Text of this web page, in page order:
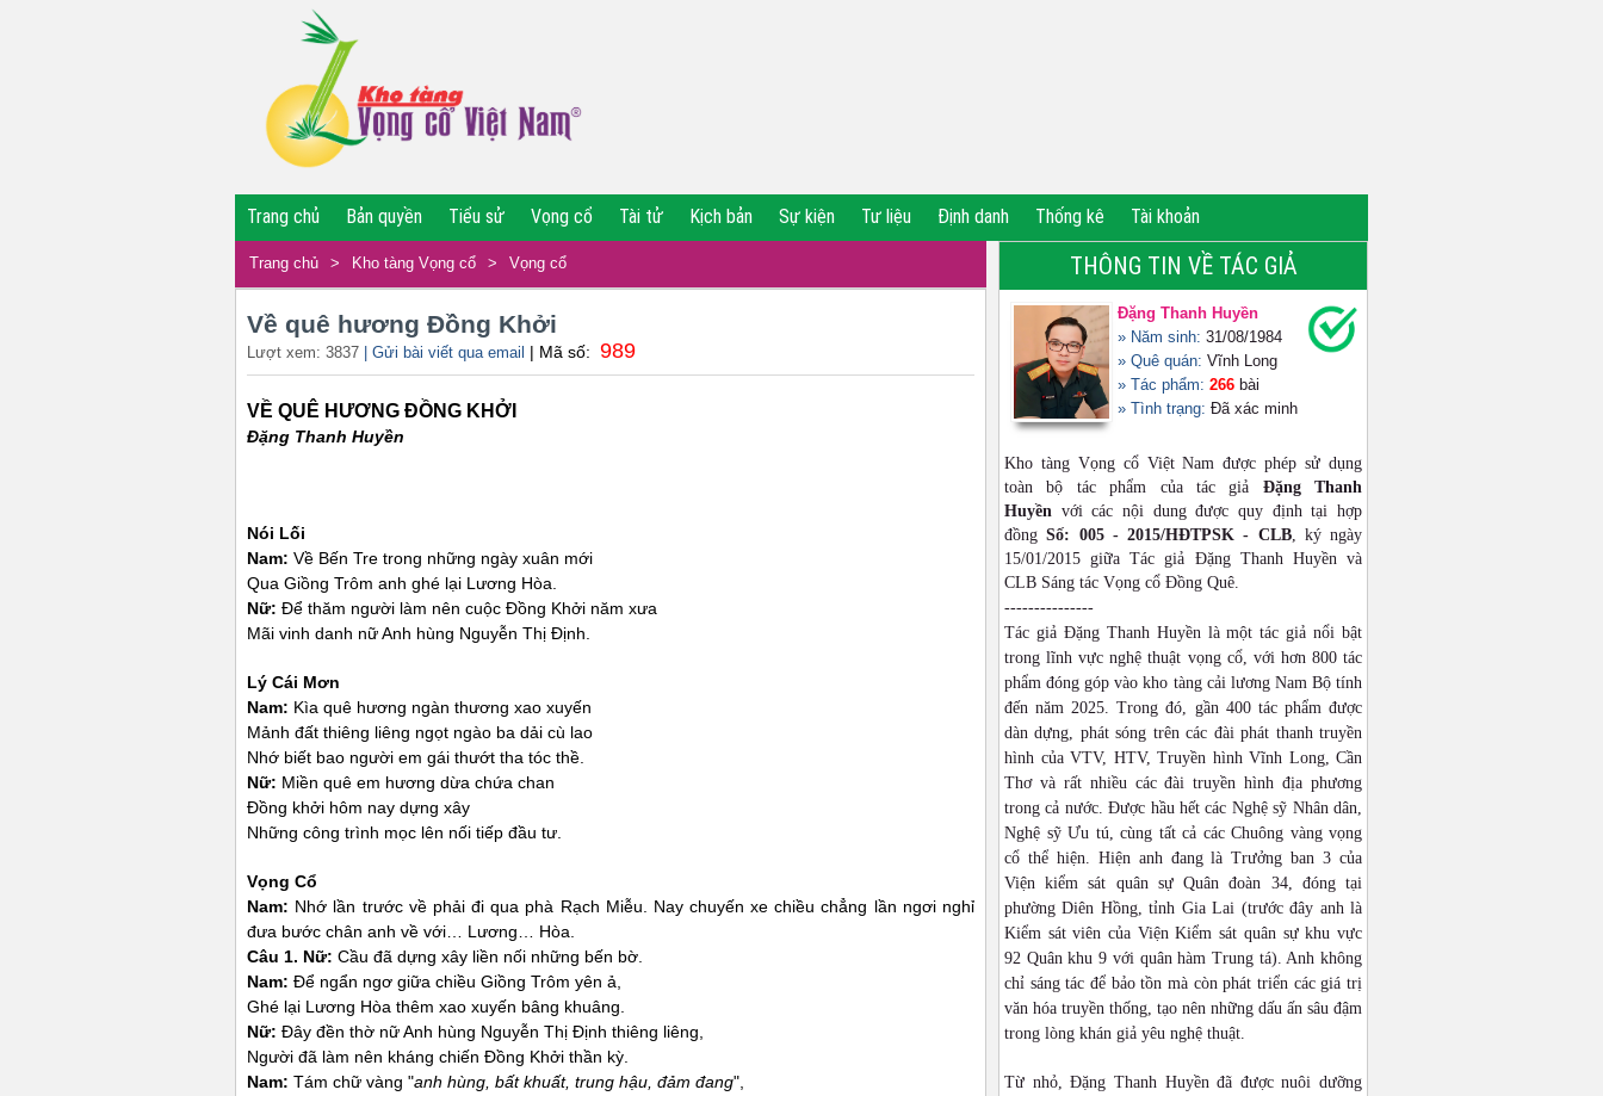
Trang chủ Bản quyền Tiểu sử Vọng cổ Tài tử Kịch bản Sự kiện Tư liệu Định danh Thống kê Tài khoản
Trang chủ > Kho tàng Vọng cổ > Vọng cổ
Về quê hương Đồng Khởi
Lượt xem: 3837 | Gửi bài viết qua email | Mã số: 989
VỀ QUÊ HƯƠNG ĐỒNG KHỞI
Đặng Thanh Huyền
Nói Lối
Nam: Về Bến Tre trong những ngày xuân mới
Qua Giồng Trôm anh ghé lại Lương Hòa.
Nữ: Để thăm người làm nên cuộc Đồng Khởi năm xưa
Mãi vinh danh nữ Anh hùng Nguyễn Thị Định.
Lý Cái Mơn
Nam: Kìa quê hương ngàn thương xao xuyến
Mảnh đất thiêng liêng ngọt ngào ba dải cù lao
Nhớ biết bao người em gái thướt tha tóc thề.
Nữ: Miền quê em hương dừa chứa chan
Đồng khởi hôm nay dựng xây
Những công trình mọc lên nối tiếp đầu tư.
Vọng Cổ
Nam: Nhớ lần trước về phải đi qua phà Rạch Miễu. Nay chuyến xe chiều chẳng lần ngơi nghỉ
đưa bước chân anh về với… Lương… Hòa.
Câu 1. Nữ: Cầu đã dựng xây liền nối những bến bờ.
Nam: Để ngẩn ngơ giữa chiều Giồng Trôm yên ả,
Ghé lại Lương Hòa thêm xao xuyến bâng khuâng.
Nữ: Đây đền thờ nữ Anh hùng Nguyễn Thị Định thiêng liêng,
Người đã làm nên kháng chiến Đồng Khởi thần kỳ.
Nam: Tám chữ vàng "anh hùng, bất khuất, trung hậu, đảm đang",
THÔNG TIN VỀ TÁC GIẢ
Đặng Thanh Huyền
» Năm sinh: 31/08/1984
» Quê quán: Vĩnh Long
» Tác phẩm: 266 bài
» Tình trạng: Đã xác minh
Kho tàng Vọng cổ Việt Nam được phép sử dụng
toàn bộ tác phẩm của tác giả Đặng Thanh
Huyền với các nội dung được quy định tại hợp
đồngSố: 005 - 2015/HĐTPSK - CLB, ký ngày
15/01/2015 giữa Tác giả Đặng Thanh Huyền và
CLB Sáng tác Vọng cổ Đồng Quê.
---------------
Tác giả Đặng Thanh Huyền là một tác giả nổi bật
trong lĩnh vực nghệ thuật vọng cổ, với hơn 800 tác
phẩm đóng góp vào kho tàng cải lương Nam Bộ tính
đến năm 2025. Trong đó, gần 400 tác phẩm được
dàn dựng, phát sóng trên các đài phát thanh truyền
hình của VTV, HTV, Truyền hình Vĩnh Long, Cần
Thơ và rất nhiều các đài truyền hình địa phương
trong cả nước. Được hầu hết các Nghệ sỹ Nhân dân,
Nghệ sỹ Ưu tú, cùng tất cả các Chuông vàng vọng
cổ thể hiện. Hiện anh đang là Trưởng ban 3 của
Viện kiểm sát quân sự Quân đoàn 34, đóng tại
phường Diên Hồng, tỉnh Gia Lai (trước đây anh là
Kiểm sát viên của Viện Kiểm sát quân sự khu vực
92 Quân khu 9 với quân hàm Trung tá). Anh không
chỉ sáng tác để bảo tồn mà còn phát triển các giá trị
văn hóa truyền thống, tạo nên những dấu ấn sâu đậm
trong lòng khán giả yêu nghệ thuật.
Từ nhỏ, Đặng Thanh Huyền đã được nuôi dưỡng